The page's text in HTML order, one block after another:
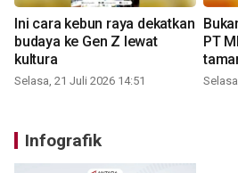
Ini cara kebun raya dekatkan
budaya ke Gen Z lewat
kultura
Selasa, 21 Juli 2026 14:51
PT
Infografik